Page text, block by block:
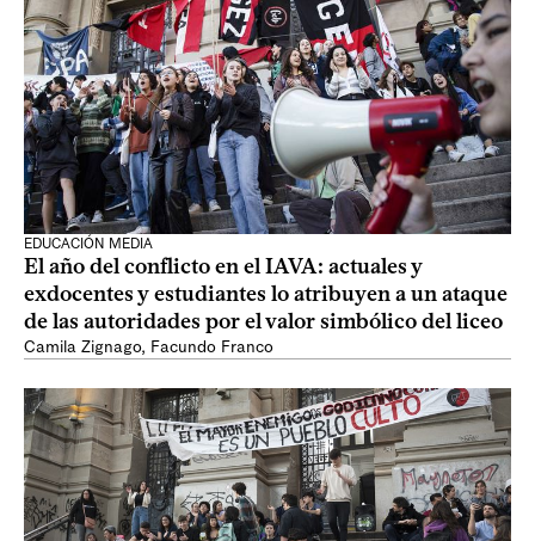
EDUCACIÓN MEDIA
El año del conflicto en el IAVA: actuales y
exdocentes y estudiantes lo atribuyen a un ataque
de las autoridades por el valor simbólico del liceo
Camila Zignago, Facundo Franco